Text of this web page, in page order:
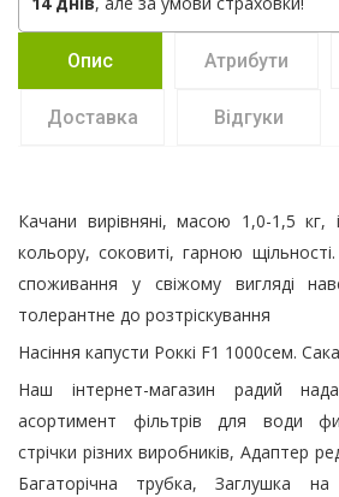
Опис Атрибути
Доставка Відгуки
Качани вирівняні, масою 1,0-1,5 кг,
кольору, соковиті, гарною
споживання у свіжому вигляді
толерантне до розтріскування
Насіння капусти Роккі F1 1000сем.
Наш інтернет-магазин радий
асортимент фільтрів для води
стрічки різних виробників, Адаптер
Багаторічна трубка, Заглушка